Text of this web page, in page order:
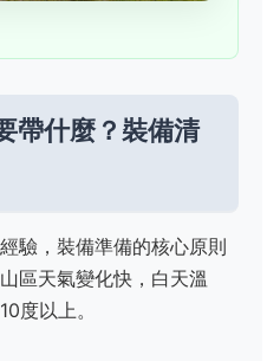
帶什麼？裝備清
驗，裝備準備的核心原則
區天氣變化快，白天溫
度以上。